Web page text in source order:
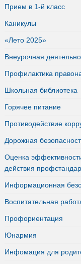
Прием в 1-й класс
Каникулы
«Лето 2025»
Внеурочная
Профилактика
Школьная библиотека
Горячее питание
Противодействие
Дорожная
Оценка
действия
Информационная
Воспитательная
Профориентация
Юнармия
Инфомация для